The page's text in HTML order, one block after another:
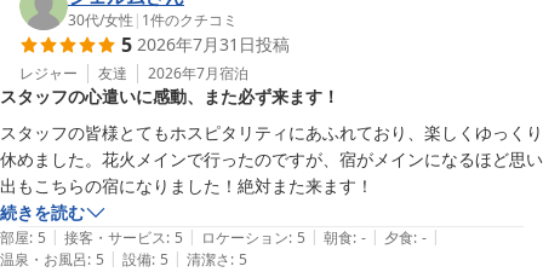
読いたしました。
ご予約時からのご案内や、お部屋のグレードアップ、スタッフの接
客、お料理までご満足いただけたご様子に安心しております。ま
た、哺乳瓶の消毒サービスがお役に立てたとのこと、お子様連れの
お客様に少しでも安心してお過ごしいただきたいという思いでご用
意しておりますので、そのようなお声をいただけて何よりでござい
ます。
次回はぜひ、お子様のご成長とともに冬のカニシーズンにもお越し
ください。ご家族皆様にさらに思い出深いご旅行となるよう、心を
込めておもてなしさせていただきます。
30代/女性 | 1件のクチコミ
5 2026年7月31日投稿
レジャー 友達 2026年7月宿泊
スタッフの心遣いに感動、また必ず来ます！
スタッフの皆様とてもホスピタリティにあふれており、楽しくゆっくり
休めました。花火メインで行ったのですが、宿がメインになるほど思い
出もこちらの宿になりました！絶対また来ます！
続きを読む
部屋: 5 | 接客・サービス: 5 | ロケーション: 5 | 朝食: - | 夕食: - |
温泉・お風呂: 5 | 設備: 5 | 清潔さ: 5